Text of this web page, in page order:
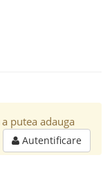
putea adauga
Autentificare